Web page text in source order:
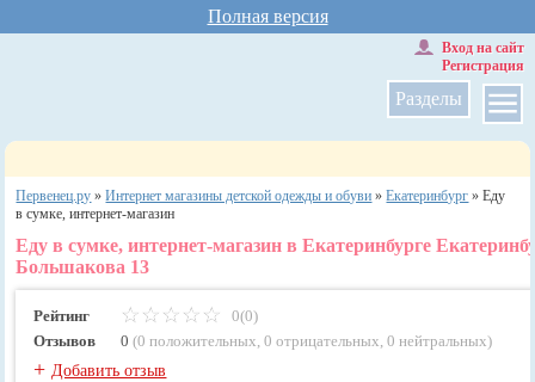
Полная версия
Разделы
Вход на сайт
Регистрация
Первенец.ру »Интернет магазины детской одежды и обуви »Екатеринбург »Еду
в сумке, интернет-магазин
Еду в сумке, интернет-магазин в Екатеринбурге
Большакова 13
Рейтинг
0(0)
Отзывов
0 (0 положительных,0 отрицательных,0 нейтральных)
+Добавить отзыв